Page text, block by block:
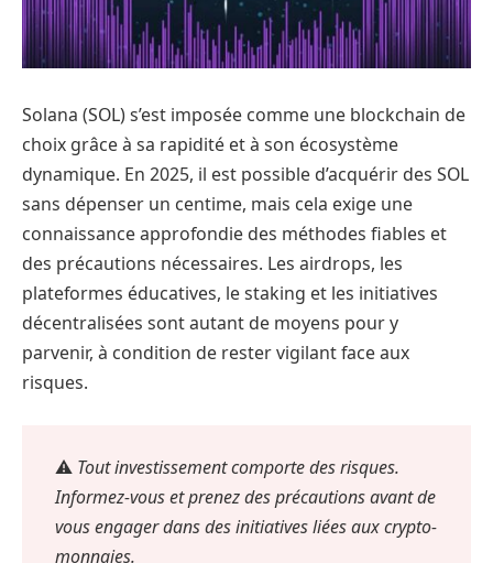
Solana (SOL) s’est imposée comme une blockchain de
choix grâce à sa rapidité et à son écosystème
dynamique. En 2025, il est possible d’acquérir des SOL
sans dépenser un centime, mais cela exige une
connaissance approfondie des méthodes fiables et
des précautions nécessaires. Les airdrops, les
plateformes éducatives, le staking et les initiatives
décentralisées sont autant de moyens pour y
parvenir, à condition de rester vigilant face aux
risques.
⚠️ Tout investissement comporte des risques.
Informez-vous et prenez des précautions avant de
vous engager dans des initiatives liées aux crypto-
monnaies.